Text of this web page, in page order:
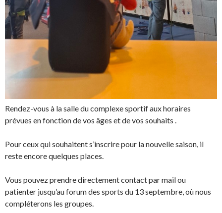
Rendez-vous à la salle du complexe sportif aux horaires
prévues en fonction de vos âges et de vos souhaits .
Pour ceux qui souhaitent s’inscrire pour la nouvelle saison, il
reste encore quelques places.
Vous pouvez prendre directement contact par mail ou
patienter jusqu’au forum des sports du 13 septembre, où nous
compléterons les groupes.